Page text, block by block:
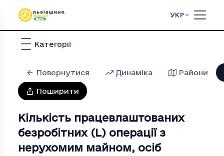
УКР
Категорії
Повернутися Динаміка Райони
Поширити
Кількість працевлаштованих
безробітних (L) операції з
нерухомим майном, осіб